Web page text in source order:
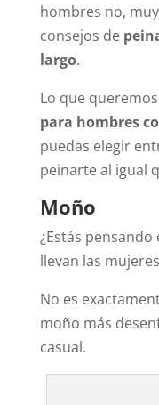
hombres no,
consejos de
largo.
Lo que
para hombres
puedas elegir
peinarte al igual
Moño
¿Estás pensando
llevan las
No es
moño más
casual.